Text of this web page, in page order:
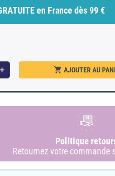
éclairs en éponge -
1041 - Adulte Unisexe
81,00 € 90,00 €
- 1070 -
en France dès 99 €
add shopping_cart AJOUTER AU
Politique
Retournez votre commande